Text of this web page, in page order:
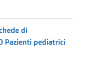
di
Pazienti pediatrici